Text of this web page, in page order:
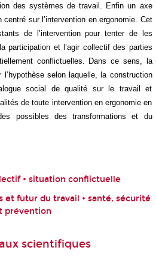
des systèmes de travail. Enfin un axe
sur l’intervention en ergonomie. Cet
de l’intervention pour tenter de les
participation et l’agir collectif des parties
conflictuelles. Dans ce sens, la
l’hypothèse selon laquelle, la construction
social de qualité sur le travail et
de toute intervention en ergonomie en
possibles des transformations et du
• situation conflictuelle
et futur du travail • santé, sécurité
prévention
scientifiques